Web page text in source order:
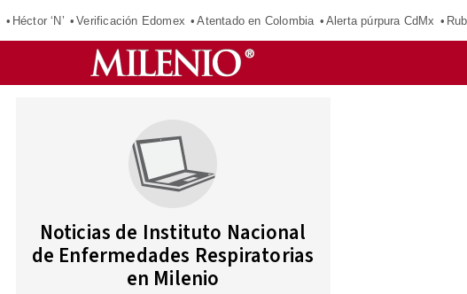
Héctor ‘N’ Verificación Edomex Atentado en Colombia Alerta púrpura CdMx
Noticias de Instituto Nacional
de Enfermedades Respiratorias
en Milenio